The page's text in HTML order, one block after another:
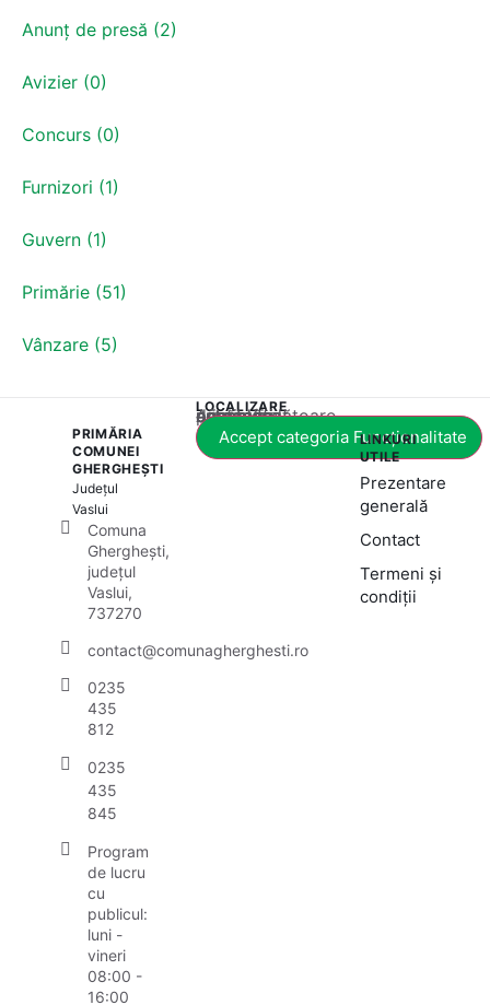
Anunț de presă (2)
Avizier (0)
Concurs (0)
Furnizori (1)
Guvern (1)
Primărie (51)
Vânzare (5)
PRIMĂRIA
COMUNEI
GHERGHEȘTI
Județul
Vaslui
Comuna
Gherghești,
județul
Vaslui,
737270
contact@comunagherghesti.ro
0235
435
812
0235
435
845
Program
de lucru
cu
publicul:
luni -
vineri
08:00 -
16:00
LOCALIZARE
Acest conținut este blocat până când acceptați categoria corespunzătoare de cookie-uri.
Accept categoria Funcționalitate
LINKURI
UTILE
Prezentare
generală
Contact
Termeni și
condiții